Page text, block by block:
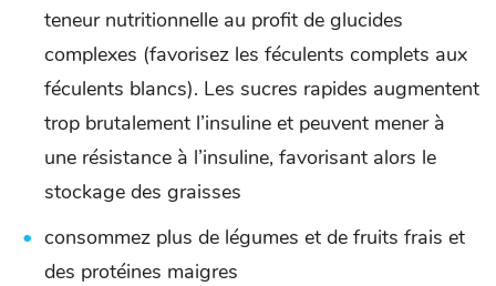
teneur nutritionnelle au profit de glucides
complexes (favorisez les féculents complets aux
féculents blancs). Les sucres rapides augmentent
trop brutalement l’insuline et peuvent mener à
une résistance à l’insuline, favorisant alors le
stockage des graisses
consommez plus de légumes et de fruits frais et
des protéines maigres